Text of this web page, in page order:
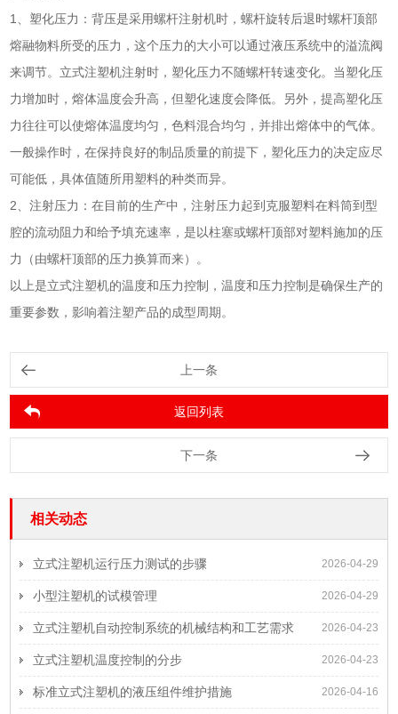
1、塑化压力：背压是采用螺杆注射机时，螺杆旋转后退时螺杆顶部
熔融物料所受的压力，这个压力的大小可以通过液压系统中的溢流阀
来调节。立式注塑机注射时，塑化压力不随螺杆转速变化。当塑化压
力增加时，熔体温度会升高，但塑化速度会降低。另外，提高塑化压
力往往可以使熔体温度均匀，色料混合均匀，并排出熔体中的气体。
一般操作时，在保持良好的制品质量的前提下，塑化压力的决定应尽
可能低，具体值随所用塑料的种类而异。
2、注射压力：在目前的生产中，注射压力起到克服塑料在料筒到型
腔的流动阻力和给予填充速率，是以柱塞或螺杆顶部对塑料施加的压
力（由螺杆顶部的压力换算而来）。
以上是立式注塑机的温度和压力控制，温度和压力控制是确保生产的
重要参数，影响着注塑产品的成型周期。
上一条
返回列表
下一条
相关动态
2026-04-29
立式注塑机运行压力测试的步骤
2026-04-29
小型注塑机的试模管理
2026-04-23
立式注塑机自动控制系统的机械结构和工艺需求
2026-04-23
立式注塑机温度控制的分步
2026-04-16
标准立式注塑机的液压组件维护措施